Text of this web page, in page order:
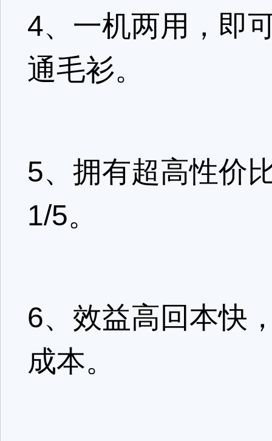
4、一机两用，即
通毛衫。
5、拥有超高性价
1/5。
6、效益高回本快
成本。